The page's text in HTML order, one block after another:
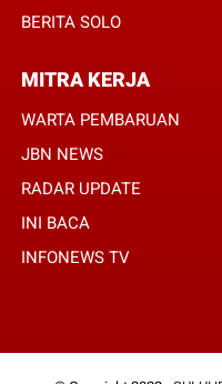
BERITA SOLO
MITRA KERJA
WARTA PEMBARUAN
JBN NEWS
RADAR UPDATE
INI BACA
INFONEWS TV